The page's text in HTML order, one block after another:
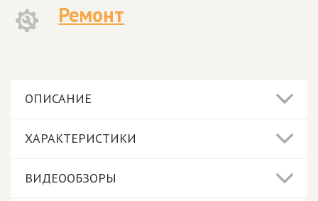
Ремонт
ОПИСАНИЕ
ХАРАКТЕРИСТИКИ
ВИДЕООБЗОРЫ